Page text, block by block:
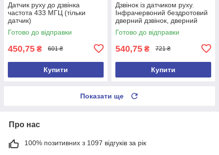
Датчик руху до дзвінка
частота 433 МГЦ (тільки
датчик)
Готово до відправки
450,75 ₴ 601 ₴
Купити
Дзвінок із датчиком руху.
Інфрачервоний бездротовий
дверний дзвінок, дверний
дзвіночок
Готово до відправки
540,75 ₴ 721 ₴
Купити
Показати ще
Про нас
100% позитивних з 1097 відгуків за рік